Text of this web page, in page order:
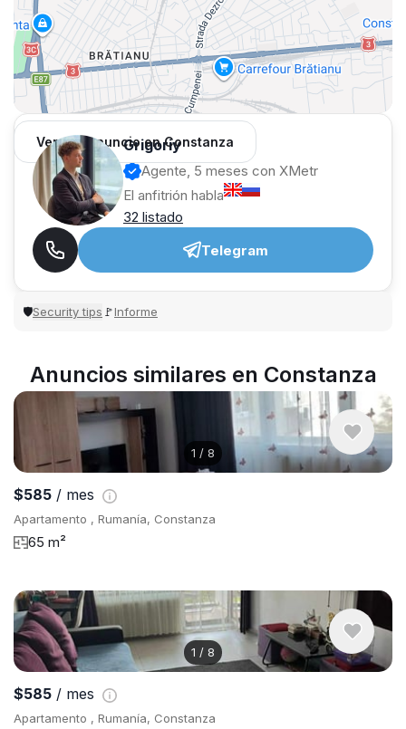
Ver 451 anuncio en Constanza
Grigoriy
Agente, 5 meses con XMetr
El anfitrión habla
32 listado
Telegram
🛡Security tips 🚩Informe
Anuncios similares en Constanza
1 / 8
$585 / mes
Apartamento , Rumanía, Constanza
65 m²
1 / 8
$585 / mes
Apartamento , Rumanía, Constanza